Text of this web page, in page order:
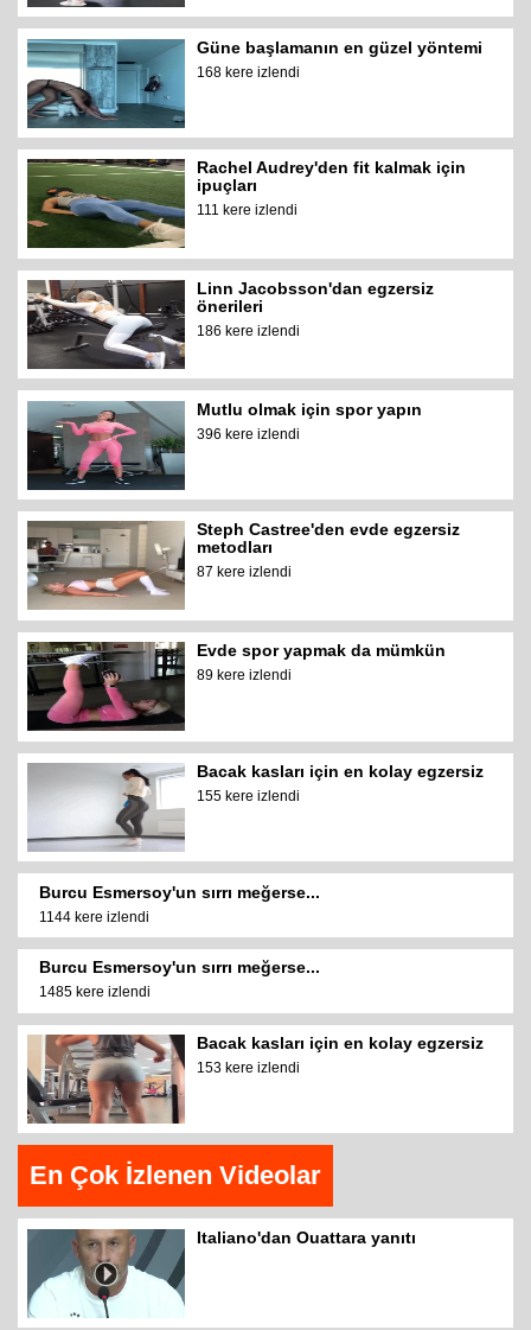
Güne başlamanın en güzel yöntemi
168 kere izlendi
Rachel Audrey'den fit kalmak için
ipuçları
111 kere izlendi
Linn Jacobsson'dan egzersiz
önerileri
186 kere izlendi
Mutlu olmak için spor yapın
396 kere izlendi
Steph Castree'den evde egzersiz
metodları
87 kere izlendi
Evde spor yapmak da mümkün
89 kere izlendi
Bacak kasları için en kolay egzersiz
155 kere izlendi
Burcu Esmersoy'un sırrı meğerse...
1144 kere izlendi
Burcu Esmersoy'un sırrı meğerse...
1485 kere izlendi
Bacak kasları için en kolay egzersiz
153 kere izlendi
En Çok İzlenen Videolar
Italiano'dan Ouattara yanıtı